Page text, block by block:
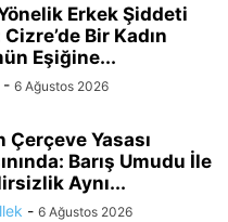
Erkek Şiddeti
Bir Kadın
Eşiğine...
- 6 Ağustos 2026
Çerçeve Yasası
Barış Umudu İle
Aynı...
- 6 Ağustos 2026